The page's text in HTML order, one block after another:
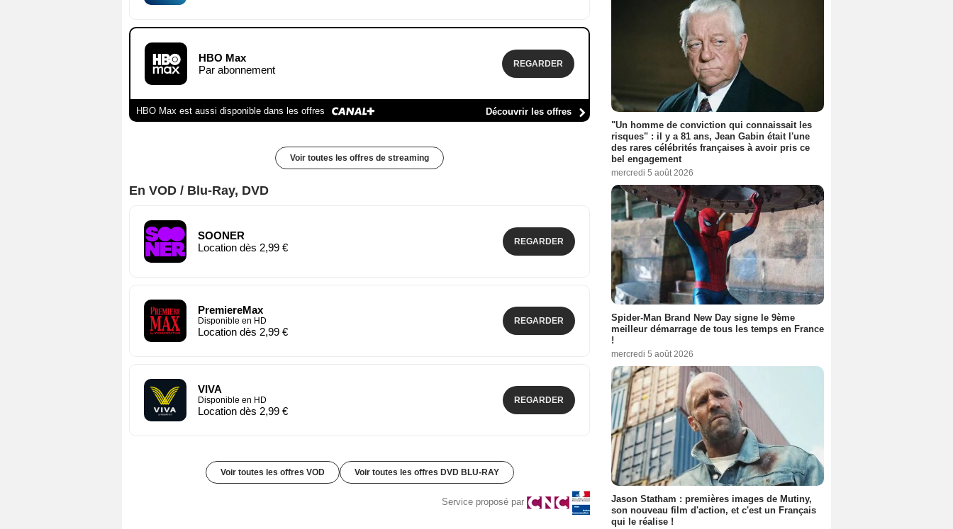
HBO Max
Par abonnement
REGARDER
HBO Max est aussi disponible dans les offres Découvrir les offres
Voir toutes les offres de streaming
En VOD / Blu-Ray, DVD
SOONER
Location dès 2,99 €
REGARDER
PremiereMax
Disponible en HD
Location dès 2,99 €
REGARDER
VIVA
Disponible en HD
Location dès 2,99 €
REGARDER
Voir toutes les offres VOD Voir toutes les offres DVD BLU-RAY
Service proposé par
"Un homme de conviction qui connaissait les
risques" : il y a 81 ans, Jean Gabin était l'une
des rares célébrités françaises à avoir pris ce
bel engagement
mercredi 5 août 2026
Spider-Man Brand New Day signe le 9ème
meilleur démarrage de tous les temps en France
!
mercredi 5 août 2026
Jason Statham : premières images de Mutiny,
son nouveau film d'action, et c'est un Français
qui le réalise !